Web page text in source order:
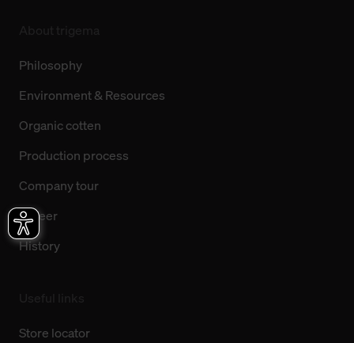
Philosophy
Environment & Resources
Organic cotten
Production process
Company tour
Career
History
Store locator